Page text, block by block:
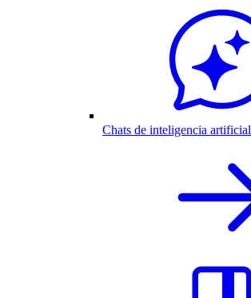
Chats de inteligencia artificial